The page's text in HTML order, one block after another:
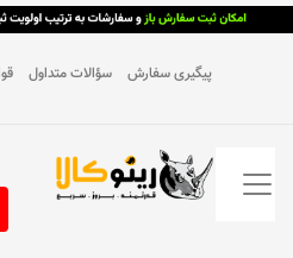
پیگیری سفارش سؤالات متداول